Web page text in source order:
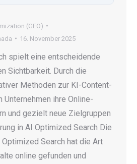
(GEO)
16. November 2025
spielt eine entscheidende
Sichtbarkeit. Durch die
Methoden zur KI-Content-
Unternehmen ihre Online-
und gezielt neue Zielgruppen
in AI Optimized Search Die
Search hat die Art
online gefunden und